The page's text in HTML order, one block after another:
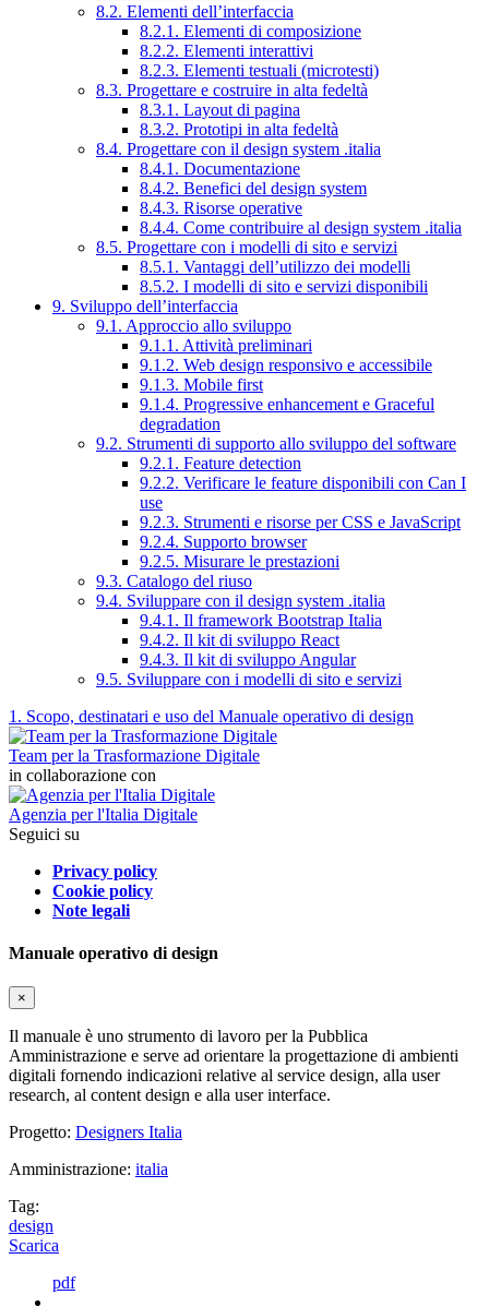
8.2. Elementi dell’interfaccia
8.2.1. Elementi di composizione
8.2.2. Elementi interattivi
8.2.3. Elementi testuali (microtesti)
8.3. Progettare e costruire in alta fedeltà
8.3.1. Layout di pagina
8.3.2. Prototipi in alta fedeltà
8.4. Progettare con il design system .italia
8.4.1. Documentazione
8.4.2. Benefici del design system
8.4.3. Risorse operative
8.4.4. Come contribuire al design system .italia
8.5. Progettare con i modelli di sito e servizi
8.5.1. Vantaggi dell’utilizzo dei modelli
8.5.2. I modelli di sito e servizi disponibili
9. Sviluppo dell’interfaccia
9.1. Approccio allo sviluppo
9.1.1. Attività preliminari
9.1.2. Web design responsivo e accessibile
9.1.3. Mobile first
9.1.4. Progressive enhancement e Graceful
degradation
9.2. Strumenti di supporto allo sviluppo del software
9.2.1. Feature detection
9.2.2. Verificare le feature disponibili con Can I
use
9.2.3. Strumenti e risorse per CSS e JavaScript
9.2.4. Supporto browser
9.2.5. Misurare le prestazioni
9.3. Catalogo del riuso
9.4. Sviluppare con il design system .italia
9.4.1. Il framework Bootstrap Italia
9.4.2. Il kit di sviluppo React
9.4.3. Il kit di sviluppo Angular
9.5. Sviluppare con i modelli di sito e servizi
1. Scopo, destinatari e uso del Manuale operativo di design
Team per la Trasformazione Digitale
in collaborazione con
Agenzia per l'Italia Digitale
Seguici su
Privacy policy
Cookie policy
Note legali
Manuale operativo di design
×
Il manuale è uno strumento di lavoro per la Pubblica
Amministrazione e serve ad orientare la progettazione di ambienti
digitali fornendo indicazioni relative al service design, alla user
research, al content design e alla user interface.
Progetto: Designers Italia
Amministrazione: italia
Tag:
design
Scarica
pdf